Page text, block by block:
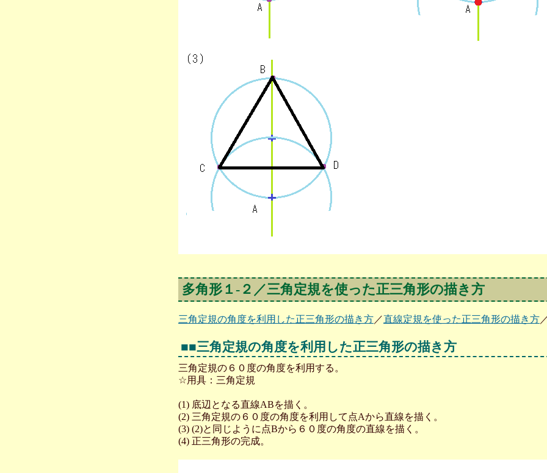
多角形１-２／三角定規を使った正三角形の描き方
三角定規の角度を利用した正三角形の描き方／直線定規を使った正三角形の描き方
■■三角定規の角度を利用した正三角形の描き方
三角定規の６０度の角度を利用する。
☆用具：三角定規
(1) 底辺となる直線ABを描く。
(2) 三角定規の６０度の角度を利用して点Aから直線を描く。
(3) (2)と同じように点Bから６０度の角度の直線を描く。
(4) 正三角形の完成。